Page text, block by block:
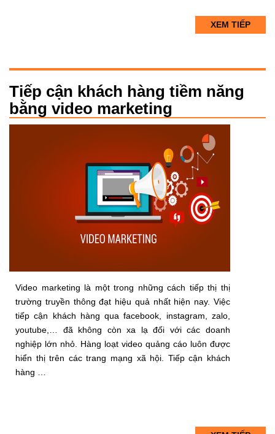
XEM TIẾP
Tiếp cận khách hàng tiềm năng
bằng video marketing
Video marketing là một trong những cách tiếp thị thị
trường truyền thông đạt hiệu quả nhất hiện nay. Việc
tiếp cận khách hàng qua facebook, instagram, zalo,
youtube,… đã không còn xa lạ đối với các doanh
nghiệp lớn nhỏ. Hàng loạt video quảng cáo luôn được
hiển thị trên các trang mạng xã hội. Tiếp cận khách
hàng …